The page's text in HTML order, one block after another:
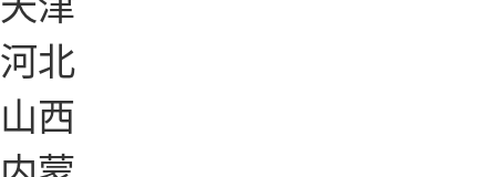
河北
山西